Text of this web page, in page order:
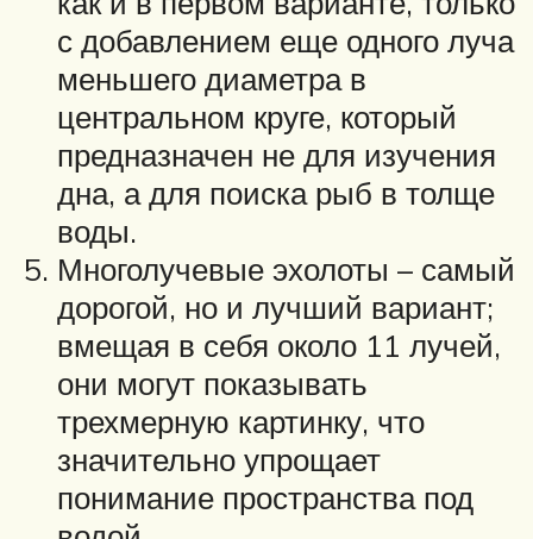
с добавлением еще одного луча
меньшего диаметра в
центральном круге, который
предназначен не для изучения
дна, а для поиска рыб в толще
воды.
Многолучевые эхолоты – самый
дорогой, но и лучший вариант;
вмещая в себя около 11 лучей,
они могут показывать
трехмерную картинку, что
значительно упрощает
понимание пространства под